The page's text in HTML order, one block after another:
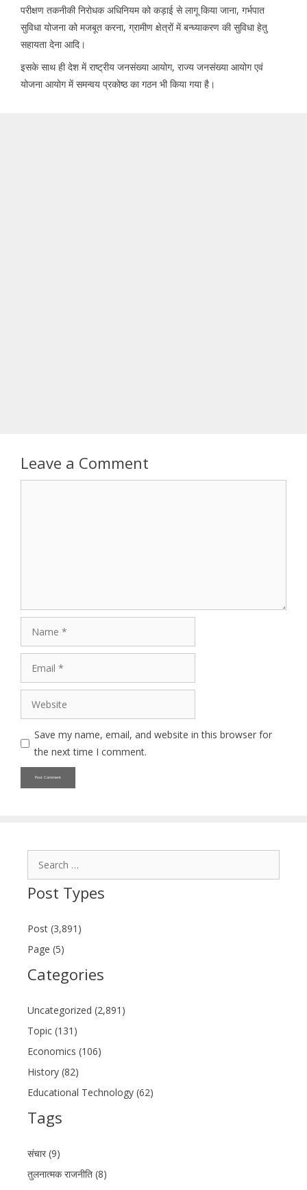
परीक्षण तकनीकी निरोधक अधिनियम को कड़ाई से लागू किया जाना, गर्भपात
सुविधा योजना को मजबूत करना, ग्रामीण क्षेत्रों में बन्ध्याकरण की सुविधा हेतु
सहायता देना आदि।
इसके साथ ही देश में राष्ट्रीय जनसंख्या आयोग, राज्य जनसंख्या आयोग एवं
योजना आयोग में समन्वय प्रकोष्ठ का गठन भी किया गया है।
Leave a Comment
Website
Save my name, email, and website in this browser for
the next time I comment.
Post Types
Post (3,891)
Page (5)
Categories
Uncategorized (2,891)
Topic (131)
Economics (106)
History (82)
Educational Technology (62)
Tags
संचार (9)
तुलनात्मक राजनीति (8)